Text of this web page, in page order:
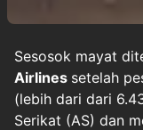
Sesosok mayat
Airlines setelah
(lebih dari dari
Serikat (AS) dan